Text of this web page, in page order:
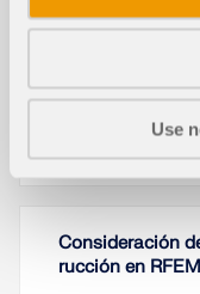
Use
Leer más
Definición de
en términos de
Consideración
rucción en